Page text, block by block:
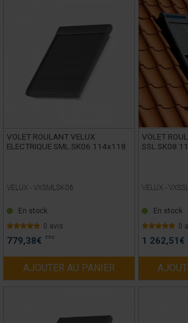
VOLET ROULANT VELUX
ELECTRIQUE SML SK06 114x118
VELUX - VXSMLSK06
En stock
0 avis
779,38€ TTC
AJOUTER AU PANIER
VOLET
SSL SK08
VELUX -
En stock
0
1 262,51 €